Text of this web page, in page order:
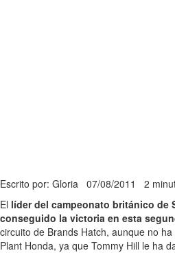
Escrito por: Gloria 07/08/2011 2
El líder del campeonato británico de
conseguido la victoria en esta
circuito de Brands Hatch, aunque no
Plant Honda, ya que Tommy Hill le ha